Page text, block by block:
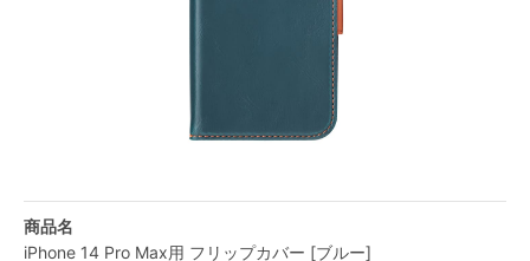
商品名
iPhone 14 Pro Max用 フリップカバー [ブルー]